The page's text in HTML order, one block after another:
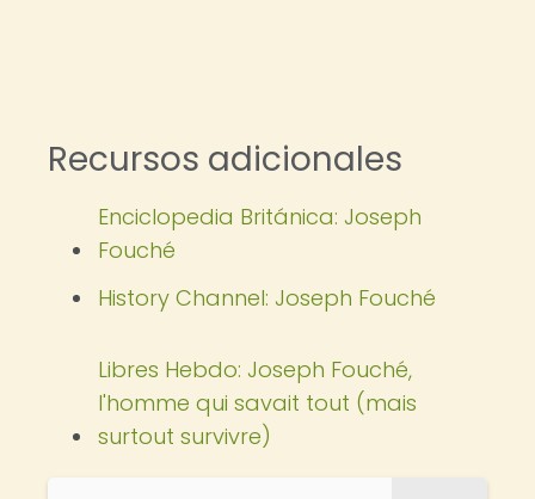
Recursos adicionales
Enciclopedia Británica: Joseph
Fouché
History Channel: Joseph Fouché
Libres Hebdo: Joseph Fouché,
l'homme qui savait tout (mais
surtout survivre)